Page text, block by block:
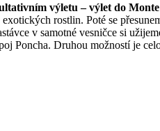
výletu – výlet do
rostlin. Poté se
v samotné vesničce si
Poncha. Druhou možností je